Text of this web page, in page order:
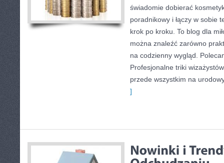
świadomie dobierać
poradnikowy i łączy w sobie
krok po kroku. To blog dla
można znaleźć zarówno
na codzienny wygląd.
Profesjonalne triki
przede wszystkim na
]